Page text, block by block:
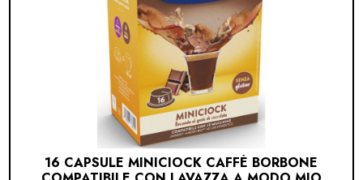
16 CAPSULE MINICIOCK CAFFÈ BORBONE